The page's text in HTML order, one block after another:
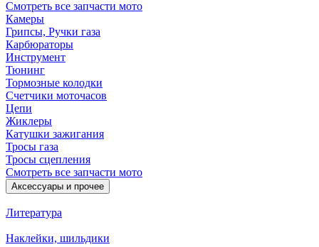
Смотреть все запчасти мото
Камеры
Грипсы, Ручки газа
Карбюраторы
Инструмент
Тюнинг
Тормозные колодки
Счетчики моточасов
Цепи
Жиклеры
Катушки зажигания
Тросы газа
Тросы сцепления
Смотреть все запчасти мото
Аксессуары и прочее
Литература
Наклейки, шильдики